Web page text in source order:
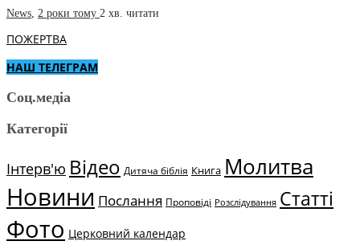
News 2 роки тому 2 хв. читати
ПОЖЕРТВА
НАШ ТЕЛЕГРАМ
Соц.медіа
Категорії
Інтерв'ю Відео Дитяча біблія Книга Молитва
Новини Послання Проповіді Розслідування Статті
Фото Церковний календар